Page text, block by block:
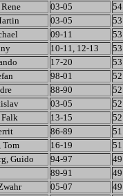
03-05
54
03-05
53
09-11
53
10-11, 12-13
53
17-20
53
98-01
52
88-90
52
03-05
52
13-15
52
86-89
51
Tom
16-19
51
Guido
94-97
49
89-91
49
05-07
49